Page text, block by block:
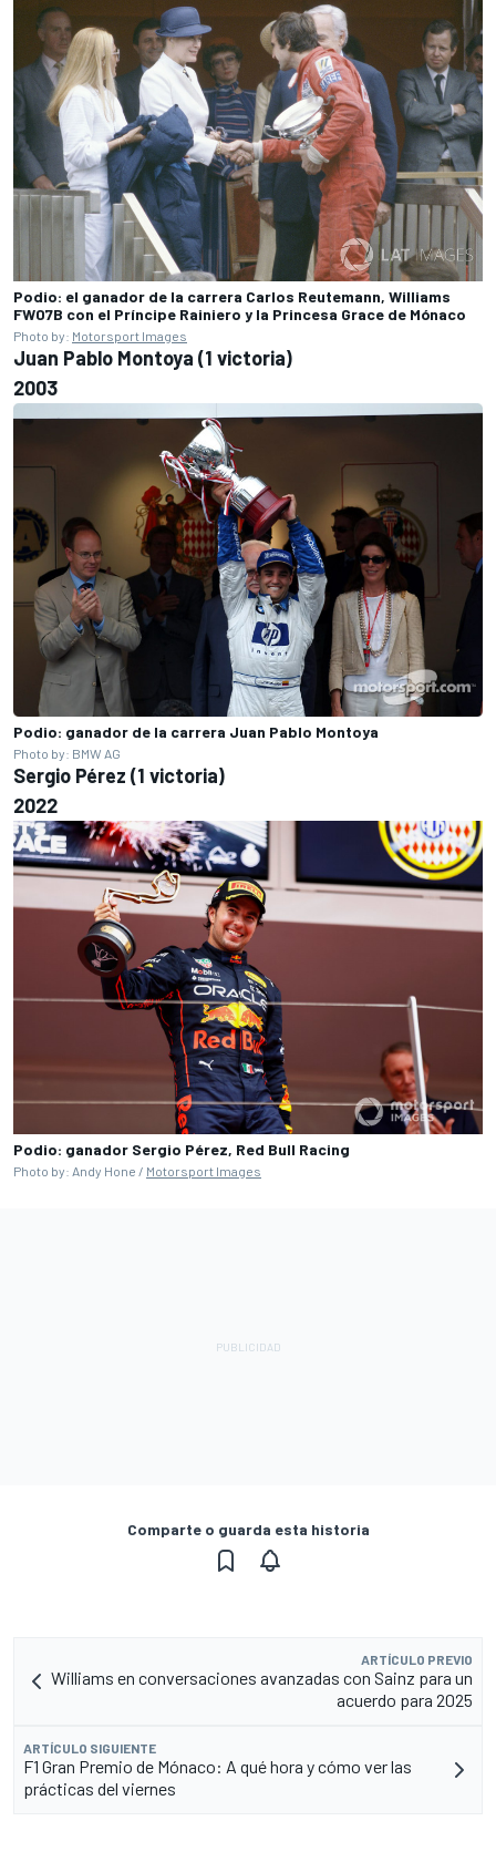
Podio: el ganador de la carrera Carlos Reutemann, Williams
FW07B con el Príncipe Rainiero y la Princesa Grace de Mónaco
Photo by: Motorsport Images
Juan Pablo Montoya (1 victoria)
2003
Podio: ganador de la carrera Juan Pablo Montoya
Photo by: BMW AG
Sergio Pérez (1 victoria)
2022
Podio: ganador Sergio Pérez, Red Bull Racing
Photo by: Andy Hone / Motorsport Images
Comparte o guarda esta historia
ARTÍCULO PREVIO
Williams en conversaciones avanzadas con Sainz para un
acuerdo para 2025
ARTÍCULO SIGUIENTE
F1 Gran Premio de Mónaco: A qué hora y cómo ver las
prácticas del viernes